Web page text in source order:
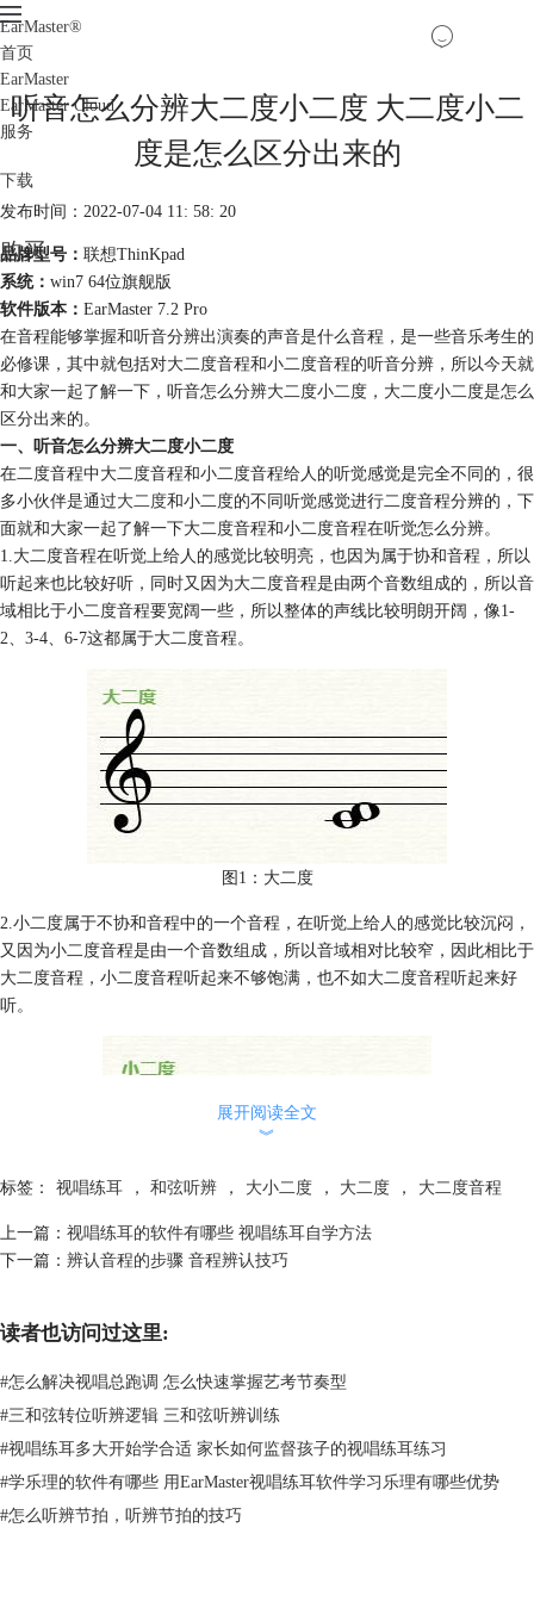
EarMaster®
首页
EarMaster
EarMaster Cloud
服务
下载
购买
听音怎么分辨大二度小二度 大二度小二
度是怎么区分出来的
发布时间：2022-07-04 11: 58: 20
品牌型号： 联想ThinKpad
系统： win7 64位旗舰版
软件版本： EarMaster 7.2 Pro
在音程能够掌握和听音分辨出演奏的声音是什么音程，是一些音乐考生的
必修课，其中就包括对大二度音程和小二度音程的听音分辨，所以今天就
和大家一起了解一下，听音怎么分辨大二度小二度，大二度小二度是怎么
区分出来的。
一、听音怎么分辨大二度小二度
在二度音程中大二度音程和小二度音程给人的听觉感觉是完全不同的，很
多小伙伴是通过大二度和小二度的不同听觉感觉进行二度音程分辨的，下
面就和大家一起了解一下大二度音程和小二度音程在听觉怎么分辨。
1.大二度音程在听觉上给人的感觉比较明亮，也因为属于协和音程，所以
听起来也比较好听，同时又因为大二度音程是由两个音数组成的，所以音
域相比于小二度音程要宽阔一些，所以整体的声线比较明朗开阔，像1-
2、3-4、6-7这都属于大二度音程。
图1：大二度
2.小二度属于不协和音程中的一个音程，在听觉上给人的感觉比较沉闷，
又因为小二度音程是由一个音数组成，所以音域相对比较窄，因此相比于
大二度音程，小二度音程听起来不够饱满，也不如大二度音程听起来好
听。
图2：小二度
当然，这些对大二度和小二度的听音感觉都是建立在多听多练的基础上
里推荐给大家一款非常好用的视唱练耳软件-EarMaster，在这款软件中除
来非常的方便。
二、大二度小二度是怎么区分出来的
在二度音程中想要区分大二度和小二度，无外乎通过音乐理论以及听觉进
行区分，接下来就给大家具体介绍一下。
1.音乐理论上的区别，在二度音程中大二度音程和小二度音程的音数是不
同的，大二度音程的音数是一个全音，而小二度音程的音数是一个半音，
展开阅读全文
︾
标签： 视唱练耳 ， 和弦听辨 ， 大小二度 ， 大二度 ， 大二度音程
上一篇： 视唱练耳的软件有哪些 视唱练耳自学方法
下一篇： 辨认音程的步骤 音程辨认技巧
读者也访问过这里:
#怎么解决视唱总跑调 怎么快速掌握艺考节奏型
#三和弦转位听辨逻辑 三和弦听辨训练
#视唱练耳多大开始学合适 家长如何监督孩子的视唱练耳练习
#学乐理的软件有哪些 用EarMaster视唱练耳软件学习乐理有哪些优势
#怎么听辨节拍，听辨节拍的技巧